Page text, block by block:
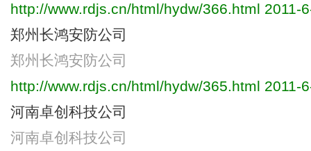
http://www.rdjs.cn/html/hydw/366.html 2011-
郑州长鸿安防公司
郑州长鸿安防公司
http://www.rdjs.cn/html/hydw/365.html 2011-
河南卓创科技公司
河南卓创科技公司